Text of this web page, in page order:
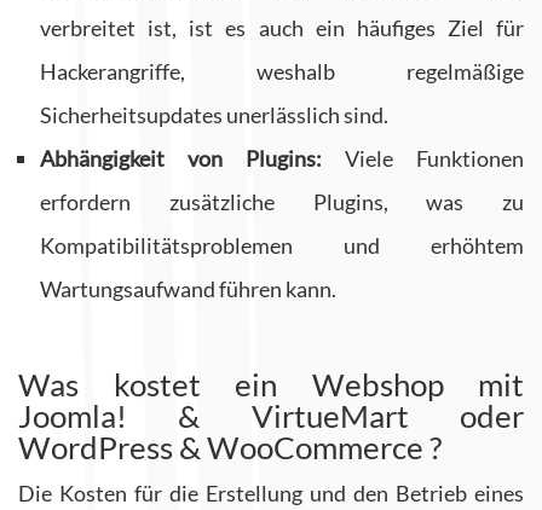
verbreitet ist, ist es auch ein häufiges Ziel für
Hackerangriffe, weshalb regelmäßige
Sicherheitsupdates unerlässlich sind.
Abhängigkeit von Plugins: Viele Funktionen
erfordern zusätzliche Plugins, was zu
Kompatibilitätsproblemen und erhöhtem
Wartungsaufwand führen kann.
Was kostet ein Webshop mit
Joomla! & VirtueMart oder
WordPress & WooCommerce ?
Die Kosten für die Erstellung und den Betrieb eines